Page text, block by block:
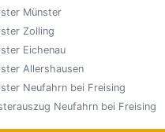
Münster
Zolling
Eichenau
Allershausen
Neufahrn bei Freising
Neufahrn bei Freising